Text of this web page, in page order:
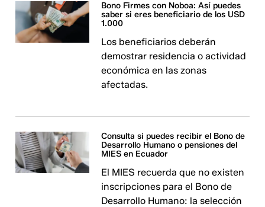
Bono Firmes con Noboa: Así puedes
saber si eres beneficiario de los USD
1.000
Los beneficiarios deberán
demostrar residencia o actividad
económica en las zonas
afectadas.
Consulta si puedes recibir el Bono de
Desarrollo Humano o pensiones del
MIES en Ecuador
El MIES recuerda que no existen
inscripciones para el Bono de
Desarrollo Humano: la selección